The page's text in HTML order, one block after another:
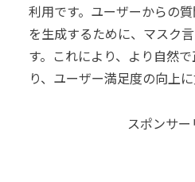
利用です。ユーザーからの
を生成するために、マスク
す。これにより、より自然
り、ユーザー満足度の向上に
スポンサー